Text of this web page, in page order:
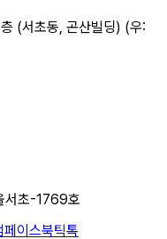
(서초동, 곤산빌딩) (우:
서초-1769호
페이스북틱톡